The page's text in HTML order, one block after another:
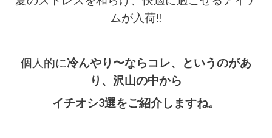
ムが入荷‼︎
個人的に冷んやり〜ならコレ、というのがあ
り、沢山の中から
イチオシ3選をご紹介しますね。